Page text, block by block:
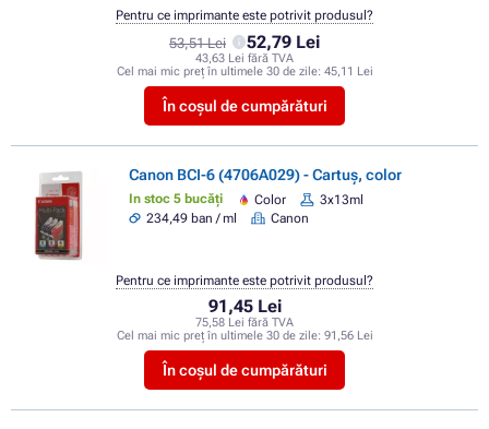
53,51 Lei 52,79 Lei
43,63 Lei fără TVA
Cel mai mic preț în ultimele 30 de zile: 45,11 Lei
În coșul de cumpărături
Pentru ce imprimante este potrivit produsul?
Canon BCI-6 (4706A029) - Cartuș, color
In stoc 5 bucăți Color
3x13ml
234,49 ban / ml
Canon
91,45 Lei
75,58 Lei fără TVA
Cel mai mic preț în ultimele 30 de zile: 91,56 Lei
În coșul de cumpărături
Pentru ce imprimante este potrivit produsul?